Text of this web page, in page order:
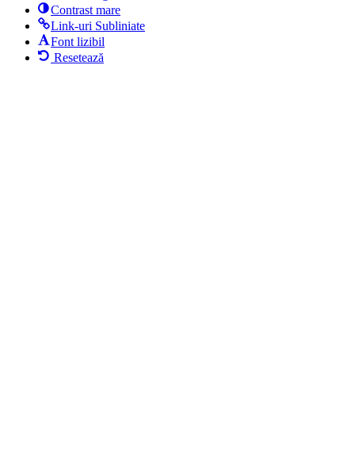
Contrast mare
Link-uri Subliniate
Font lizibil
Resetează